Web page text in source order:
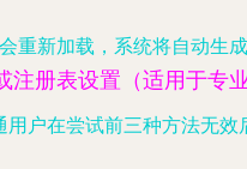
重新加载，系统将自动生
册表设置（适用于专
户在尝试前三种方法无效